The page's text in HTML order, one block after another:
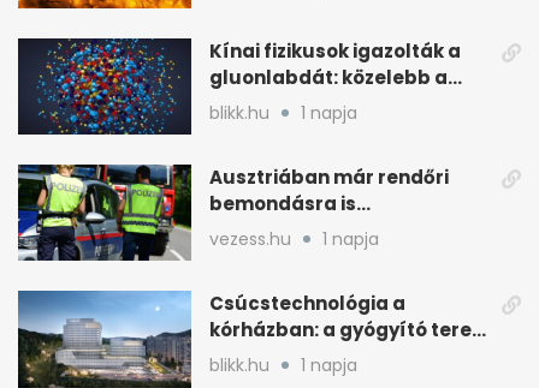
Kínai fizikusok igazolták a
gluonlabdát: közelebb a
standard modellhez
blikk.hu 1 napja
Ausztriában már rendőri
bemondásra is
büntethetnek
gyorshajtásért
vezess.hu 1 napja
Csúcstechnológia a
kórházban: a gyógyító terek
kulcsa az áramlás
blikk.hu 1 napja